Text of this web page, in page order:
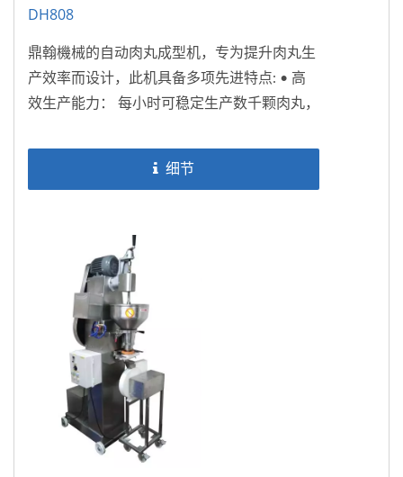
DH808
鼎翰機械的自动肉丸成型机，专为提升肉丸生
产效率而设计，此机具备多项先进特点: • 高
效生产能力： 每小时可稳定生产数千颗肉丸，
细节